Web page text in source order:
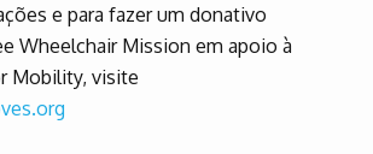
e para fazer um donativo
Wheelchair Mission em apoio à
Mobility, visite